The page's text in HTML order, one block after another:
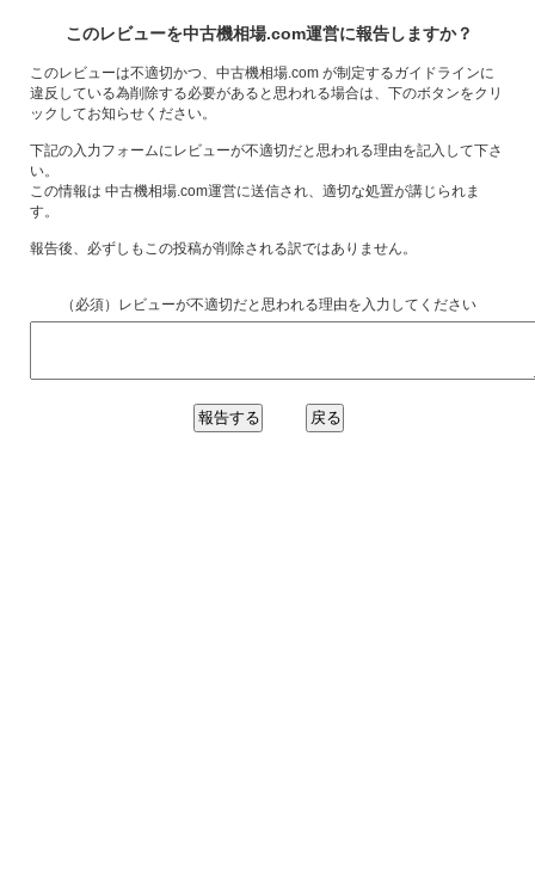
このレビューを中古機相場.com運営に報告しますか？
このレビューは不適切かつ、中古機相場.com が制定するガイドラインに
違反している為削除する必要があると思われる場合は、下のボタンをクリ
ックしてお知らせください。
下記の入力フォームにレビューが不適切だと思われる理由を記入して下さ
い。
この情報は 中古機相場.com運営に送信され、適切な処置が講じられま
す。
報告後、必ずしもこの投稿が削除される訳ではありません。
（必須）レビューが不適切だと思われる理由を入力してください